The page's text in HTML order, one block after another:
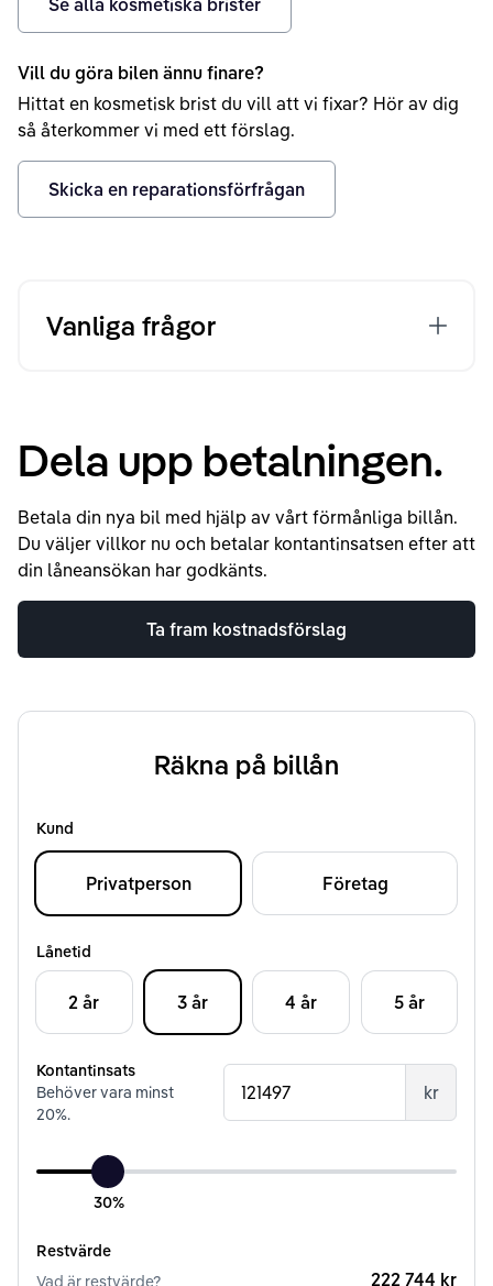
Vill du göra bilen ännu finare?
Hittat en kosmetisk brist du vill att vi fixar? Hör av dig
så återkommer vi med ett förslag.
Skicka en reparationsförfrågan
Vanliga frågor
Dela upp betalningen.
Betala din nya bil med hjälp av vårt förmånliga billån.
Du väljer villkor nu och betalar kontantinsatsen efter att
din låneansökan har godkänts.
Ta fram kostnadsförslag
Räkna på billån
Kund
Privatperson Företag
Lånetid
2 år 3 år 4 år 5 år
Kontantinsats
Behöver vara minst
20%.
kr
30%
Restvärde
Vad är restvärde?
222 744 kr